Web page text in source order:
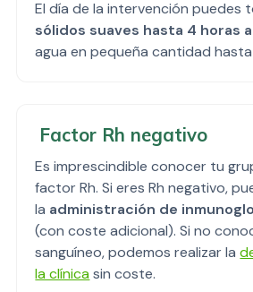
El día de la intervención puedes
sólidos suaves hasta 4 horas
agua en pequeña cantidad
Factor Rh negativo
Es imprescindible conocer tu
factor Rh. Si eres Rh negativo,
la administración de
(con coste adicional). Si no
sanguíneo, podemos realizar la
la clínicasin coste.